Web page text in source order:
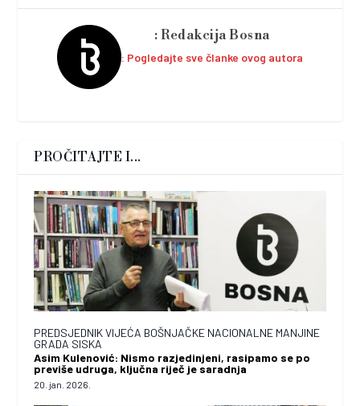
Redakcija Bosna
Pogledajte sve članke ovog autora
PROČITAJTE I...
PREDSJEDNIK VIJEĆA BOŠNJAČKE NACIONALNE MANJINE
GRADA SISKA
Asim Kulenović: Nismo razjedinjeni, rasipamo se po
previše udruga, ključna riječ je saradnja
20. jan. 2026.